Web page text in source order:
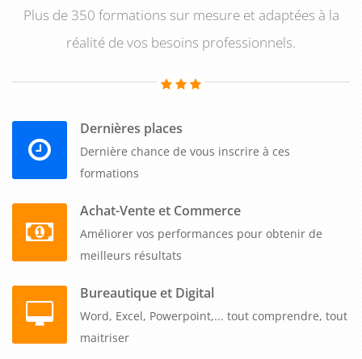
Plus de 350 formations sur mesure et adaptées à la
réalité de vos besoins professionnels.
Dernières places
Dernière chance de vous inscrire à ces
formations
Achat-Vente et Commerce
Améliorer vos performances pour obtenir de
meilleurs résultats
Bureautique et Digital
Word, Excel, Powerpoint,... tout comprendre, tout
maitriser